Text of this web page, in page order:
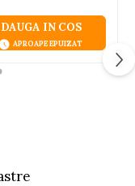
IN COS
APROAPE EPUIZAT